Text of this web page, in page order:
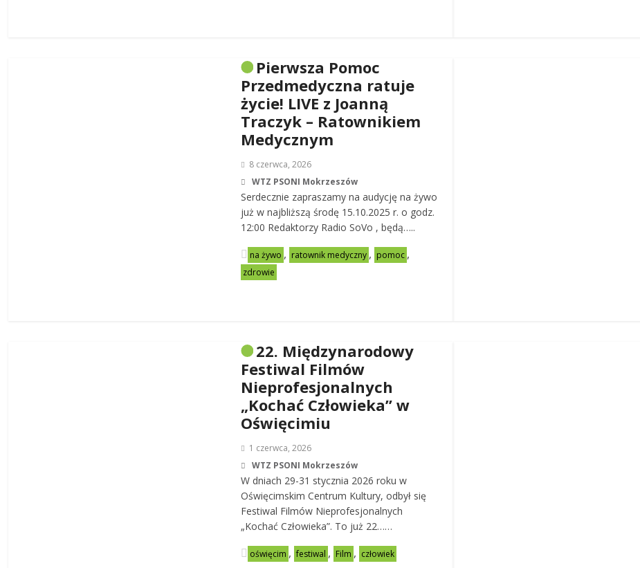
Pierwsza Pomoc
Przedmedyczna ratuje
życie! LIVE z Joanną
Traczyk – Ratownikiem
Medycznym
8 czerwca, 2026
WTZ PSONI Mokrzeszów
Serdecznie zapraszamy na audycję na żywo
już w najbliższą środę 15.10.2025 r. o godz.
12:00 Redaktorzy Radio SoVo , będą…..
na żywo , ratownik medyczny , pomoc ,
zdrowie
22. Międzynarodowy
Festiwal Filmów
Nieprofesjonalnych
„Kochać Człowieka” w
Oświęcimiu
1 czerwca, 2026
WTZ PSONI Mokrzeszów
W dniach 29-31 stycznia 2026 roku w
Oświęcimskim Centrum Kultury, odbył się
Festiwal Filmów Nieprofesjonalnych
„Kochać Człowieka”. To już 22……
oświęcim , festiwal , Film , człowiek